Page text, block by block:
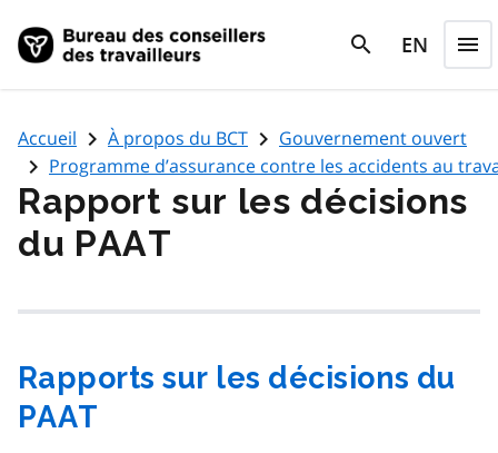
search
search
EN menu
Accueil navigate_next À propos du BCT navigate_next Gouvernement ouvert
navigate_next Programme d’assurance contre les accidents au
Rapport sur les décisions
du PAAT
Rapports sur les décisions du
PAAT